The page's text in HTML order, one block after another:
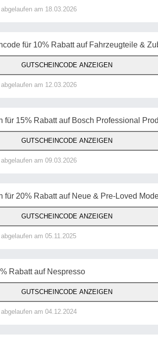
am 18.03.2026
für 10% Rabatt auf Fahrzeugteile &
GUTSCHEINCODE ANZEIGEN
am 12.03.2026
für 15% Rabatt auf Bosch Professional
GUTSCHEINCODE ANZEIGEN
am 09.03.2026
für 20% Rabatt auf Neue & Pre-Loved
GUTSCHEINCODE ANZEIGEN
am 05.11.2025
Rabatt auf Nespresso
GUTSCHEINCODE ANZEIGEN
am 04.12.2024